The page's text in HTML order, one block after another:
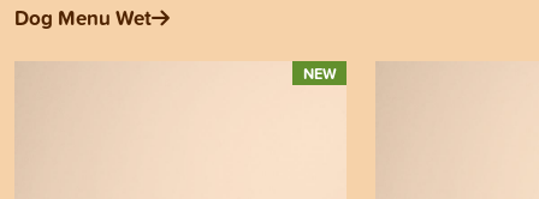
Dog Menu Wet
NEW